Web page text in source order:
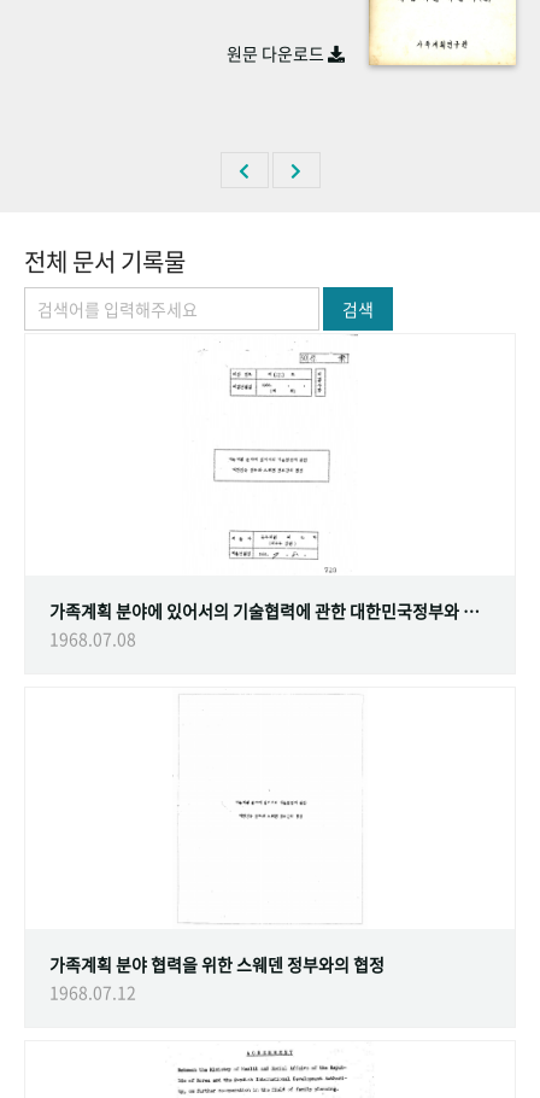
숫자로 보는 50년 50+1주년 광장
원문 다운로드
전체 문서 기록물
검색
가족계획 분야에 있어서의 기술협력에 관한 대한민국정부와 스웨덴 정부간의 협정
1968.07.08
가족계획 분야 협력을 위한 스웨덴 정부와의 협정
1968.07.12